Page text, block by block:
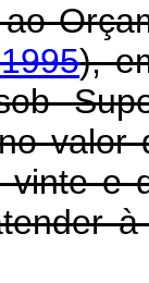
),
valor
e